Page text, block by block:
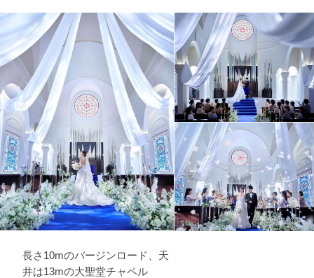
長さ10mのバージンロード、天
井は13mの大聖堂チャペル